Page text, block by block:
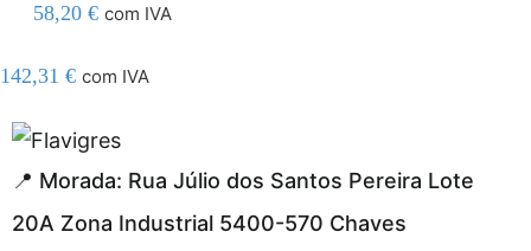
58,20 € com IVA
142,31 € com IVA
adresi
📍 Morada: Rua Júlio dos Santos Pereira Lote
20A Zona Industrial 5400-570 Chaves